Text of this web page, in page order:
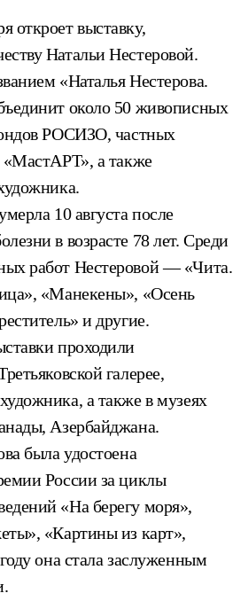
откроет выставку,
Натальи Нестеровой.
«Наталья Нестерова.
около 50 живописных
РОСИЗО, частных
«МастАРТ», а также
10 августа после
в возрасте 78 лет. Среди
работ Нестеровой — «Чита.
«Манекены», «Осень
и другие.
проходили
галерее,
а также в музеях
Азербайджана.
была удостоена
России за циклы
«На берегу моря»,
«Картины из карт»,
она стала заслуженным